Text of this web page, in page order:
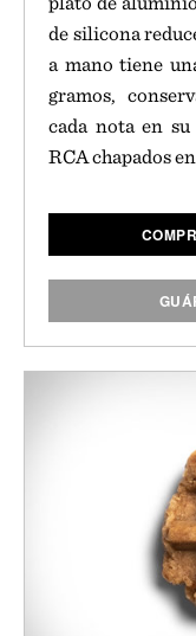
de silicona
a mano tiene
gramos,
cada nota en
RCA chapados